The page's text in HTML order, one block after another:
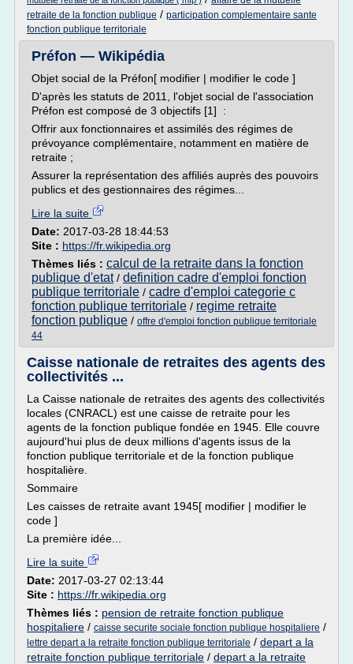
retraite de la fonction publique / participation complementaire sante
fonction publique territoriale
Préfon — Wikipédia
Objet social de la Préfon[ modifier | modifier le code ]
D'après les statuts de 2011, l'objet social de l'association
Préfon est composé de 3 objectifs [1] :
Offrir aux fonctionnaires et assimilés des régimes de
prévoyance complémentaire, notamment en matière de
retraite ;
Assurer la représentation des affiliés auprès des pouvoirs
publics et des gestionnaires des régimes...
Lire la suite
Date: 2017-03-28 18:44:53
Site : https://fr.wikipedia.org
Thèmes liés : calcul de la retraite dans la fonction
publique d'etat/ definition cadre d'emploi fonction
publique territoriale / cadre d'emploi categorie c
fonction publique territoriale / regime retraite
fonction publique / offre d'emploi fonction publique territoriale
44
Caisse nationale de retraites des agents des
collectivités ...
La Caisse nationale de retraites des agents des collectivités
locales (CNRACL) est une caisse de retraite pour les
agents de la fonction publique fondée en 1945. Elle couvre
aujourd'hui plus de deux millions d'agents issus de la
fonction publique territoriale et de la fonction publique
hospitalière.
Sommaire
Les caisses de retraite avant 1945[ modifier | modifier le
code ]
La première idée...
Lire la suite
Date: 2017-03-27 02:13:44
Site : https://fr.wikipedia.org
Thèmes liés : pension de retraite fonction publique
hospitaliere / caisse securite sociale fonction publique hospitaliere /
lettre depart a la retraite fonction publique territoriale / depart a la
retraite fonction publique territoriale / depart a la retraite